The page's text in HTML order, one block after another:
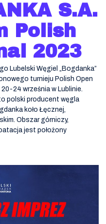
S.A.
Polish
2023
Lubelski Węgiel „Bogdanka”
turnieju Polish Open
24 września w Lublinie.
polski producent węgla
koło Łęcznej,
Obszar górniczy,
jest położony